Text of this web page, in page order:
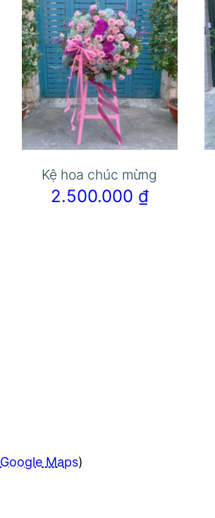
Kệ hoa chúc mừng
2.500.000 ₫
Google Maps)